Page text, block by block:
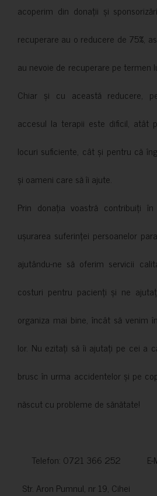
acoperim din donații și
recuperare au o reducere de 75%,
au nevoie de recuperare pe termen
Chiar și cu această reducere,
accesul la terapii este dificil, atât
locuri suficiente, cât și pentru că
și oameni care să îi ajute.
Prin donația voastră contribuiți
ușurarea suferinței persoanelor
ajutându-ne să oferim servicii
costuri pentru pacienți și ne
organiza mai bine, încât să venim
lor. Nu ezitați să îi ajutați pe cei a
brusc în urma accidentelor și pe
născut cu probleme de sănătate!
Telefon: 0721 366 252 E-
Str. Aron Pumnul, nr 19, Cihei